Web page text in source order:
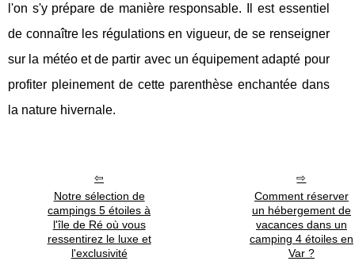
l'on s'y prépare de manière responsable. Il est essentiel
de connaître les régulations en vigueur, de se renseigner
sur la météo et de partir avec un équipement adapté pour
profiter pleinement de cette parenthèse enchantée dans
la nature hivernale.
Notre sélection de
campings 5 étoiles à
l'île de Ré où vous
ressentirez le luxe et
l'exclusivité
Comment réserver
un hébergement de
vacances dans un
camping 4 étoiles en
Var ?